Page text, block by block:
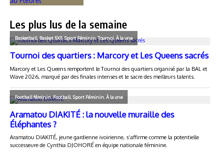
Les plus lus de la semaine